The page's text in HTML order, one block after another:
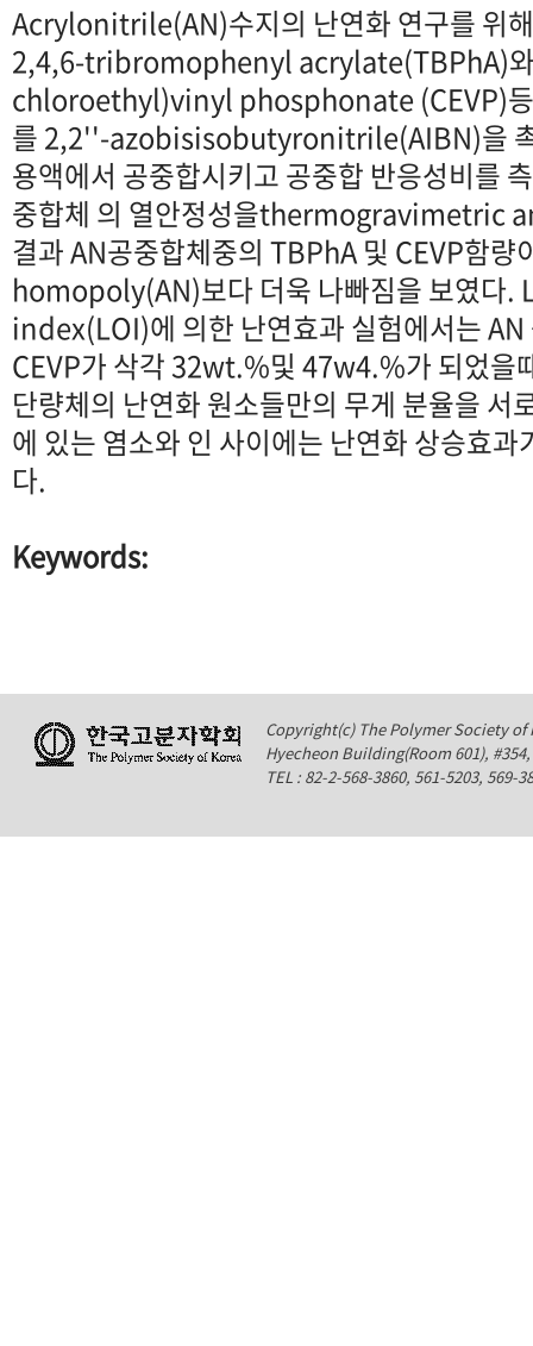
Acrylonitrile(AN)수지의 난연화 연구를 위
2,4,6-tribromophenyl acrylate(TBPhA)
chloroethyl)vinyl phosphonate (CEVP)등
를 2,2''-azobisisobutyronitrile(AIBN)을
용액에서 공중합시키고 공중합 반응성비를
중합체 의 열안정성을thermogravimetric
결과 AN공중합체중의 TBPhA 및 CEVP함량
homopoly(AN)보다 더욱 나빠짐을 보였다
index(LOI)에 의한 난연효과 실험에서는
CEVP가 삭각 32wt.%및 47w4.%가 되었을
단량체의 난연화 원소들만의 무게 분율을 서
에 있는 염소와 인 사이에는 난연화 상승효
다.
Keywords:
Copyright(c) The Polymer Society of
Hyecheon Building(Room 601),
TEL : 82-2-568-3860, 561-5203,